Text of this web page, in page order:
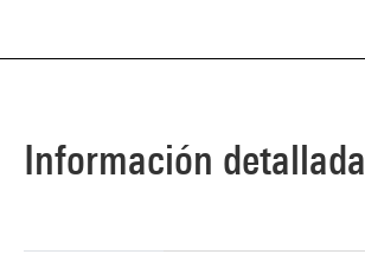
Información detallada